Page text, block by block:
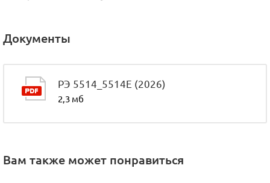
Документы
РЭ 5514_5514Е (2026)
2,3 мб
Вам также может понравиться